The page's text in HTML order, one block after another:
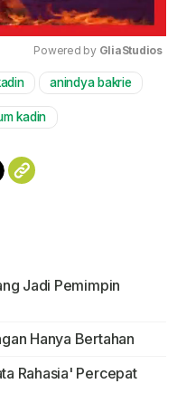
Mute
Powered by GliaStudios
anindya bakrie
kadin
Jadi Pemimpin
Hanya Bertahan
Rahasia' Percepat